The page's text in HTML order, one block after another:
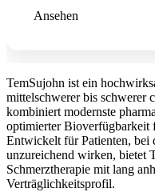
Ansehen
TemSujohn ist ein
mittelschwerer bis schwerer
kombiniert modernste
optimierter Bioverfügbarkeit
Entwickelt für Patienten, bei
unzureichend wirken, bietet
Schmerztherapie mit lang
Verträglichkeitsprofil.